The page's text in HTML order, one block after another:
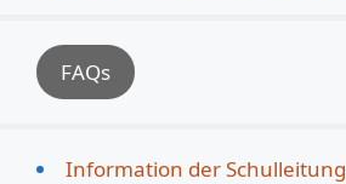
FAQs
Information der Schulleitung